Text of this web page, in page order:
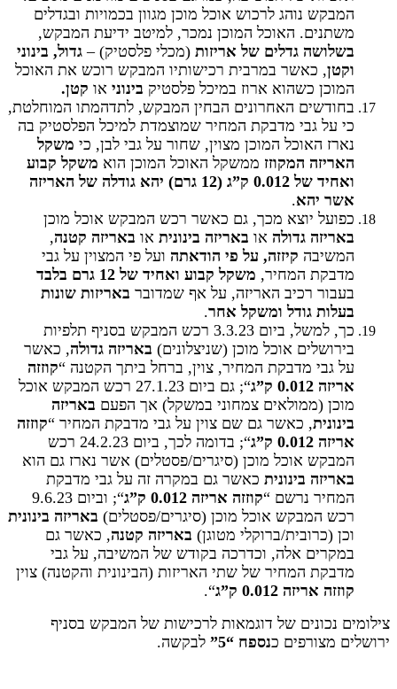
המבקש נוהג לרכוש אוכל מוכן מגוון בכמויות ובגדלים
משתנים. האוכל המוכן נמכר, למיטב ידיעת המבקש,
בשלושה גדלים של אריזות (מכלי פלסטיק) –גדול, בינוני
וקטן, כאשר במרבית רכישותיו המבקש רוכש את האוכל
המוכן כשהוא ארוז במיכל פלסטיק בינוני או קטן.
בחודשים האחרונים הבחין המבקש, לתדהמתו המוחלטת,
כי על גבי מדבקת המחיר שמוצמדת למיכל הפלסטיק בה
נארז האוכל המוכן מצוין, שחור על גבי לבן, כי משקל
האריזה המקוזז ממשקל האוכל המוכן הוא משקל קבוע
ואחיד של 0.012 ק”ג (12 גרם) יהא גודלה של האריזה
אשר יהא.
כפועל יוצא מכך, גם כאשר רכש המבקש אוכל מוכן
באריזה גדולה או באריזה בינונית או באריזה קטנה,
המשיבה קיזזה, על פי הודאתה ועל פי המצוין על גבי
מדבקת המחיר, משקל קבוע ואחיד של 12 גרם בלבד
בעבור רכיב האריזה, על אף שמדובר באריזות שונות
בעלות גודל ומשקל אחר.
כך, למשל, ביום 3.3.23 רכש המבקש בסניף תלפיות
בירושלים אוכל מוכן (שניצלונים) באריזה גדולה, כאשר
על גבי מדבקת המחיר, צוין, ברחל ביתך הקטנה “קוזזה
אריזה 0.012 ק”ג
“; גם ביום 27.1.23 רכש המבקש אוכל
מוכן (ממולאים צמחוני במשקל) אך הפעם באריזה
בינונית, כאשר גם שם צוין על גבי מדבקת המחיר “קוזזה
אריזה 0.012 ק”ג
“; בדומה לכך, ביום 24.2.23 רכש
המבקש אוכל מוכן (סיגרים/פסטלים) אשר נארז גם הוא
באריזה בינונית כאשר גם במקרה זה על גבי מדבקת
המחיר נרשם “קוזזה אריזה 0.012 ק”ג
“; וביום 9.6.23
רכש המבקש אוכל מוכן (סיגרים/פסטלים) באריזה בינונית
וכן (כרובית/ברוקלי מטוגן) באריזה קטנה, כאשר גם
במקרים אלה, וכדרכה בקודש של המשיבה, על גבי
מדבקת המחיר של שתי האריזות (הבינונית והקטנה) צוין
קוזזה אריזה 0.012 ק”ג
“.
צילומים נכונים של דוגמאות לרכישות של המבקש בסניף
ירושלים מצורפים כנספח “5” לבקשה.